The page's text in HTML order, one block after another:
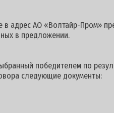
адрес АО «Волтайр-Пром»
в предложении.
победителем по
следующие документы: